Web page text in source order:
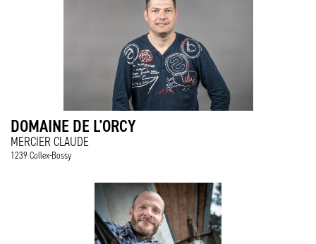
DOMAINE DE L'ORCY
MERCIER CLAUDE
1239 Collex-Bossy